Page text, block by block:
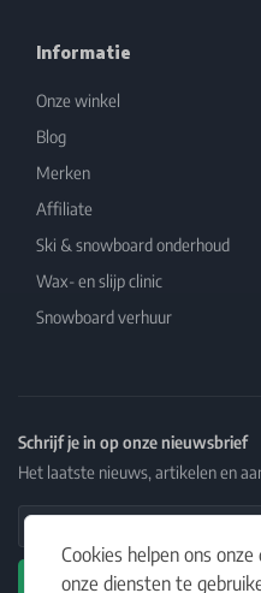
Cookies helpen ons
onze diensten te
Informatie
Onze winkel
Blog
Merken
Affiliate
Ski & snowboard onderhoud
Wax- en slijp clinic
Snowboard verhuur
Schrijf je in op onze nieuwsbrief
Het laatste nieuws, artikelen en
Email Address